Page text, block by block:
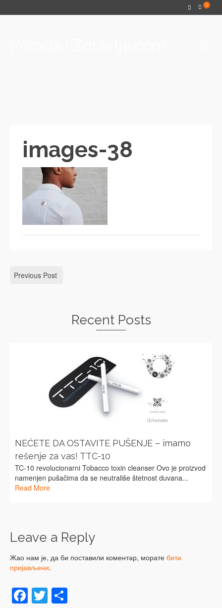
0
images-38
Previous Post
Recent Posts
NEĆETE DA OSTAVITE PUŠENJE – imamo
rešenje za vas! TTC-10
TC-10 revolucionarni Tobacco toxin cleanser Ovo je proizvod
namenjen pušačima da se neutrališe štetnost duvana...
Read More
Leave a Reply
Жао нам је, да би поставили коментар, морате бити
пријављени.
Facebook
Twitter